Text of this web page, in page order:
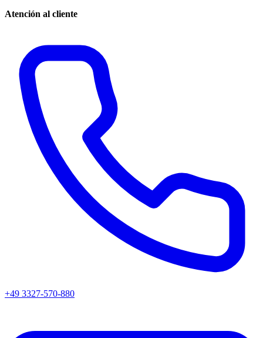
Atención al cliente
+49 3327-570-880